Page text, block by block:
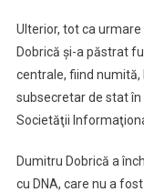
Ulterior, tot ca
Dobrică şi-a păstrat
centrale, fiind numită,
subsecretar de stat
Societăţii
Dumitru Dobrică a
cu DNA, care nu a